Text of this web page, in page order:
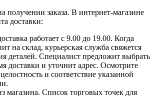
получении заказа. В интернет-магазине
доставки:
работает с 9.00 до 19.00. Когда
на склад, курьерская служба свяжется
деталей. Специалист предложит выбрать
доставки и уточнит адрес. Осмотрите
и соответствие указанной
магазина. Список торговых точек для